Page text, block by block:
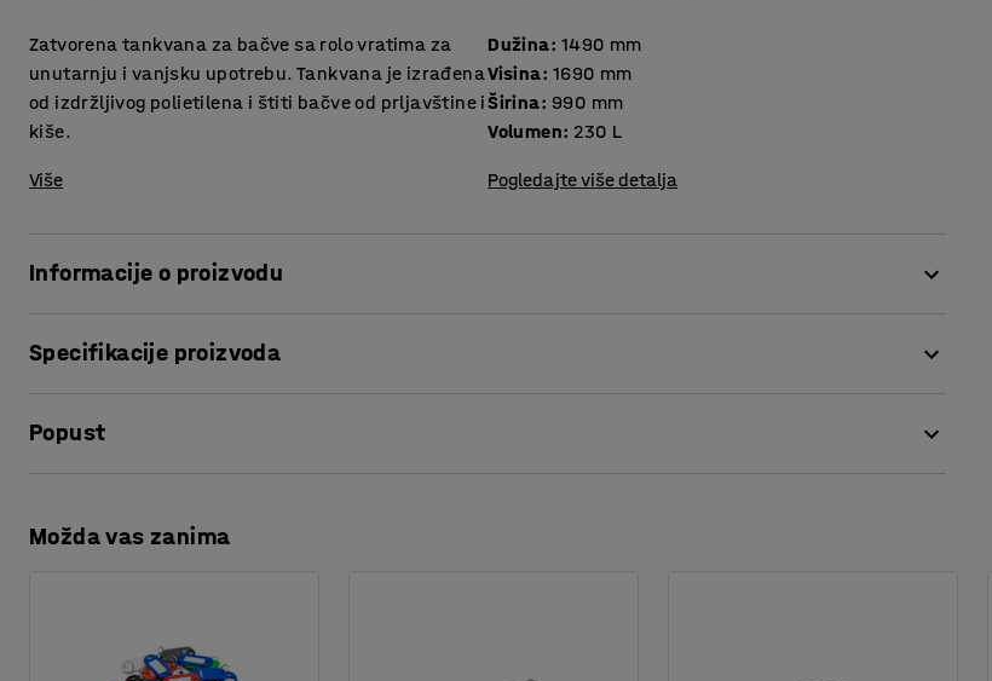
Zatvorena tankvana za bačve sa rolo vratima za
unutarnju i vanjsku upotrebu. Tankvana je izrađena
od izdržljivog polietilena i štiti bačve od prljavštine i
kiše.
Više
Dužina: 1490 mm
Visina: 1690 mm
Širina: 990 mm
Volumen: 230 L
Pogledajte više detalja
Informacije o proizvodu
Zatvorena tankvana dizajnirana je za zaštitu bačvi od kiše i prljavština kao i neovlaštenog pristupa.
Specifikacije proizvoda
Visina: 1690
Boja: Žuta
Materijal : Polietilen
Procjena vremena: 5 Min
Popust
Preuzmite upute za održavanjen
Možda vas zanima